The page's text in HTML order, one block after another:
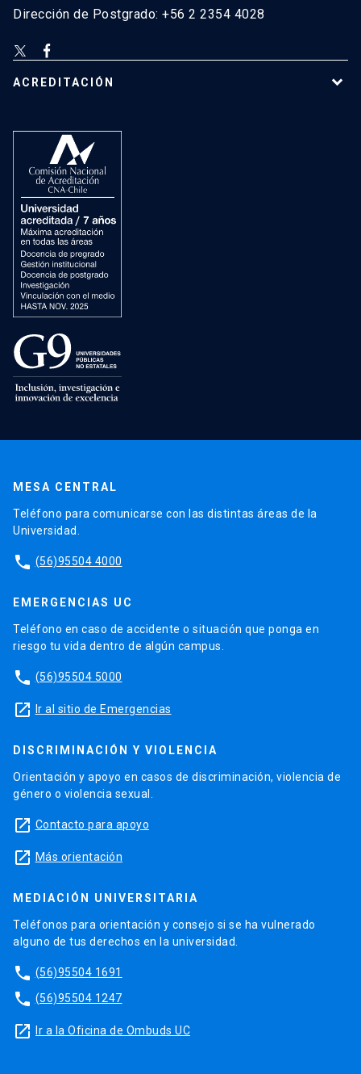
Dirección de Postgrado: +56 2 2354 4028
ACREDITACIÓN
MESA CENTRAL
Teléfono para comunicarse con las distintas áreas de la
Universidad.
phone (56)95504 4000
EMERGENCIAS UC
Teléfono en caso de accidente o situación que ponga en
riesgo tu vida dentro de algún campus.
phone (56)95504 5000
launch Ir al sitio de Emergencias
DISCRIMINACIÓN Y VIOLENCIA
Orientación y apoyo en casos de discriminación, violencia de
género o violencia sexual.
launch Contacto para apoyo
launch Más orientación
MEDIACIÓN UNIVERSITARIA
Teléfonos para orientación y consejo si se ha vulnerado
alguno de tus derechos en la universidad.
phone (56)95504 1691
phone (56)95504 1247
launch Ir a la Oficina de Ombuds UC